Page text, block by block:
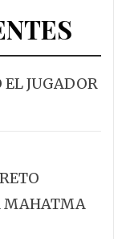
JUGADOR
MAHATMA